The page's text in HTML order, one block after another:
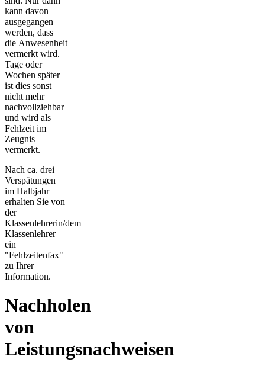
kann davon
ausgegangen
werden, dass
die Anwesenheit
vermerkt wird.
Tage oder
Wochen später
ist dies sonst
nicht mehr
nachvollziehbar
und wird als
Fehlzeit im
Zeugnis
vermerkt.
Nach ca. drei
Verspätungen
im Halbjahr
erhalten Sie von
der
Klassenlehrerin/dem
Klassenlehrer
ein
"Fehlzeitenfax"
zu Ihrer
Information.
Nachholen
von
Leistungsnachweisen